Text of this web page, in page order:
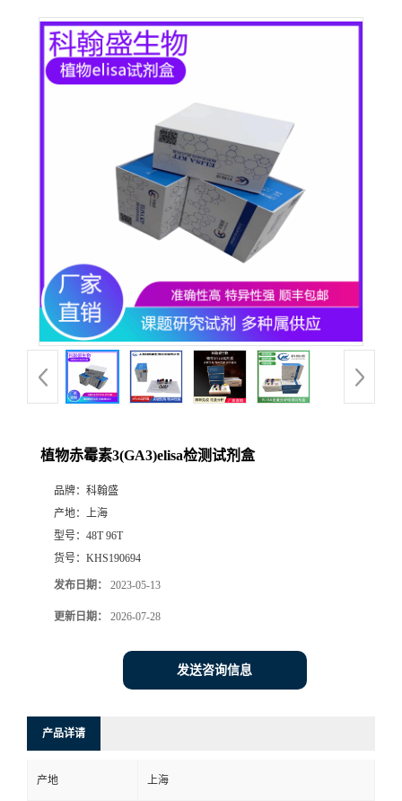
植物赤霉素3(GA3)elisa检测试剂盒
品牌： 科翰盛
产地： 上海
型号： 48T 96T
货号： KHS190694
发布日期： 2023-05-13
更新日期： 2026-07-28
发送咨询信息
产品详请
产地 上海